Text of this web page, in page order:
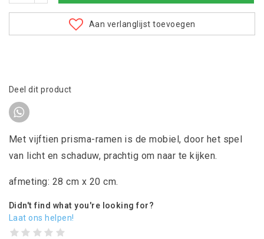
Aan verlanglijst toevoegen
Deel dit product
Met vijftien prisma-ramen is de mobiel, door het spel
van licht en schaduw, prachtig om naar te kijken.
afmeting: 28 cm x 20 cm.
Didn't find what you're looking for?
Laat ons helpen!